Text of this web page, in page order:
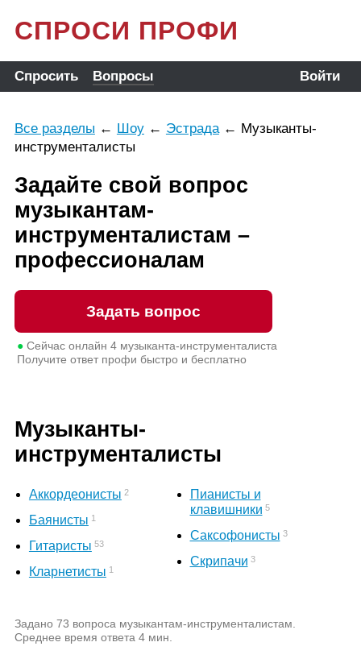
СПРОСИ ПРОФИ
Спросить Вопросы Войти
Все разделы ← Шоу← Эстрада← Музыканты-
инструменталисты
Задайте свой вопрос
музыкантам-
инструменталистам –
профессионалам
Задать вопрос
●Сейчас онлайн 4 музыканта-инструменталиста
Получите ответ профи быстро и бесплатно
Музыканты-
инструменталисты
Аккордеонисты 2
Баянисты 1
Гитаристы 53
Кларнетисты 1
Пианисты и
клавишники 5
Саксофонисты 3
Скрипачи 3
Задано 73 вопроса музыкантам-инструменталистам.
Среднее время ответа 4 мин.